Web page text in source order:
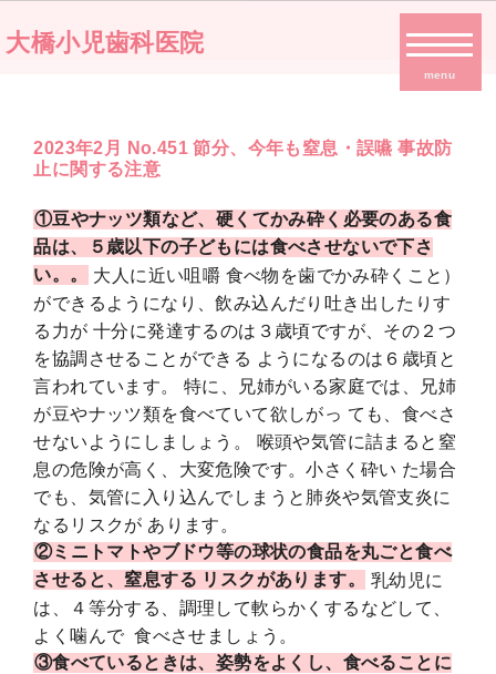
menu
大橋小児歯科医院
2023年2月 No.451 節分、今年も窒息・誤嚥 事故防
止に関する注意
①豆やナッツ類など、硬くてかみ砕く必要のある食
品は、５歳以下の子どもには食べさせないで下さ
い。。
大人に近い咀嚼 食べ物を歯でかみ砕くこと）
ができるようになり、飲み込んだり吐き出したりす
る力が 十分に発達するのは３歳頃ですが、その２つ
を協調させることができる ようになるのは６歳頃と
言われています。 特に、兄姉がいる家庭では、兄姉
が豆やナッツ類を食べていて欲しがっ ても、食べさ
せないようにしましょう。 喉頭や気管に詰まると窒
息の危険が高く、大変危険です。小さく砕い た場合
でも、気管に入り込んでしまうと肺炎や気管支炎に
なるリスクが あります。
②ミニトマトやブドウ等の球状の食品を丸ごと食べ
させると、窒息する リスクがあります。
乳幼児に
は、４等分する、調理して軟らかくするなどして、
よく噛んで 食べさせましょう。
③食べているときは、姿勢をよくし、食べることに